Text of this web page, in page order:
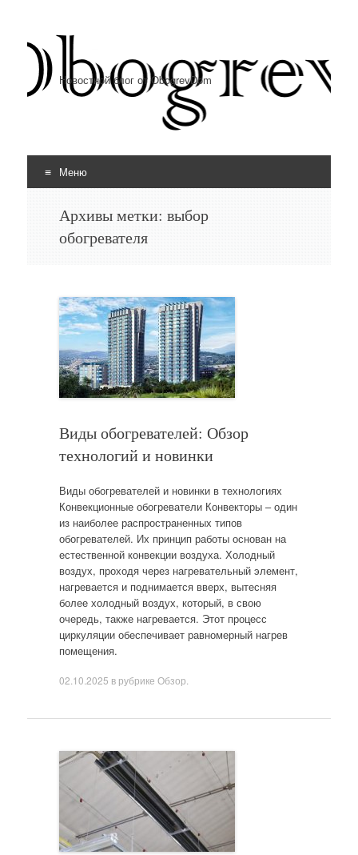
Новостной блог от ObogrevDom
Меню
Архивы метки: выбор
обогревателя
Виды обогревателей: Обзор
технологий и новинки
Виды обогревателей и новинки в технологиях
Конвекционные обогреватели Конвекторы – один
из наиболее распространенных типов
обогревателей. Их принцип работы основан на
естественной конвекции воздуха. Холодный
воздух, проходя через нагревательный элемент,
нагревается и поднимается вверх, вытесняя
более холодный воздух, который, в свою
очередь, также нагревается. Этот процесс
циркуляции обеспечивает равномерный нагрев
помещения.
02.10.2025 в рубрике Обзор